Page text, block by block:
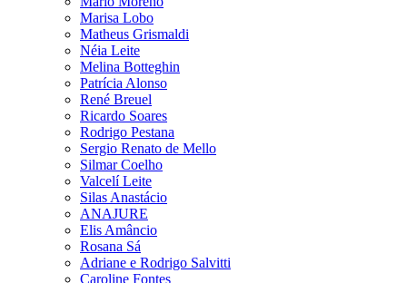
Marisa Lobo
Matheus Grismaldi
Néia Leite
Melina Botteghin
Patrícia Alonso
René Breuel
Ricardo Soares
Rodrigo Pestana
Sergio Renato de Mello
Silmar Coelho
Valcelí Leite
Silas Anastácio
ANAJURE
Elis Amâncio
Rosana Sá
Adriane e Rodrigo Salvitti
Caroline Fontes